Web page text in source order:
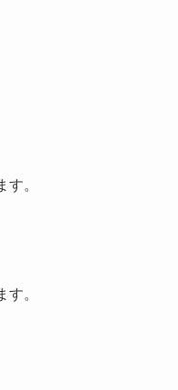
。
。